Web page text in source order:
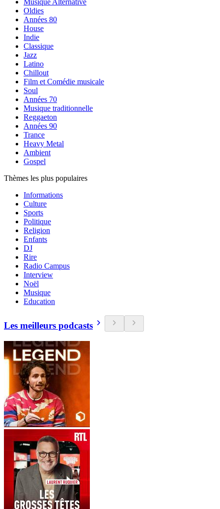
Musique Alternative
Oldies
Années 80
House
Indie
Classique
Jazz
Latino
Chillout
Film et Comédie musicale
Soul
Années 70
Musique traditionnelle
Reggaeton
Années 90
Trance
Heavy Metal
Ambient
Gospel
Thèmes les plus populaires
Informations
Culture
Sports
Politique
Religion
Enfants
DJ
Rire
Radio Campus
Interview
Noël
Musique
Education
Les meilleurs podcasts